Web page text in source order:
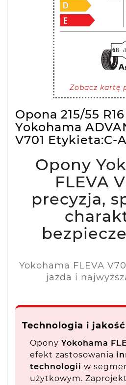
Zobacz kartę
Opona 215/55
Yokohama
V701 Etykieta:C-
Opony
FLEVA
precyzja,
Yokohama FLEVA
jazda i
Technologia i jakość
Opony Yokohama
efekt zastosowania
technologii w
użytkowym.